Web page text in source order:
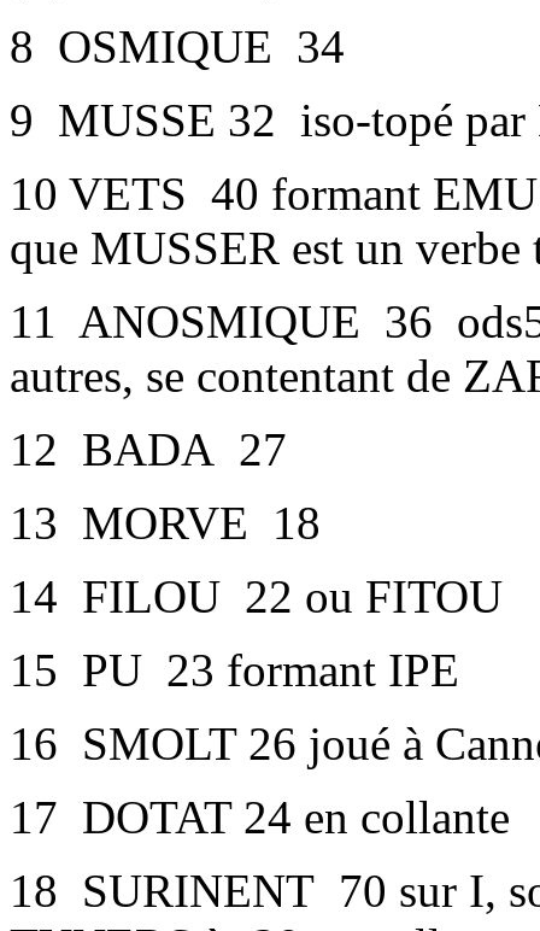
8 OSMIQUE 34
9 MUSSE 32 iso-topé par
10 VETS 40 formant
que MUSSER est un
11 ANOSMIQUE 36
autres, se contentant de
12 BADA 27
13 MORVE 18
14 FILOU 22 ou FITOU
15 PU 23 formant IPE
16 SMOLT 26 joué à
17 DOTAT 24 en collante
18 SURINENT 70 sur I,